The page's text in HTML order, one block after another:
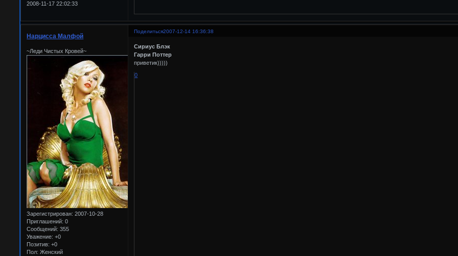
2008-11-17 22:02:33
Поделиться2007-12-14 16:36:38
Нарцисса Малфой
~Леди Чистых Кровей~
Зарегистрирован: 2007-10-28
Приглашений: 0
Сообщений: 355
Уважение: +0
Позитив: +0
Пол: Женский
Сириус Блэк
Гарри Поттер
приветик)))))
0